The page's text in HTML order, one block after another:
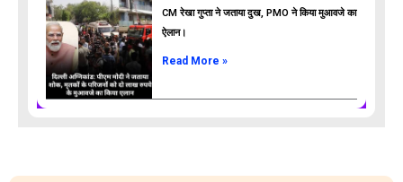
CM रेखा गुप्ता ने जताया दुख, PMO ने किया मुआवजे का
ऐलान।
Read More »